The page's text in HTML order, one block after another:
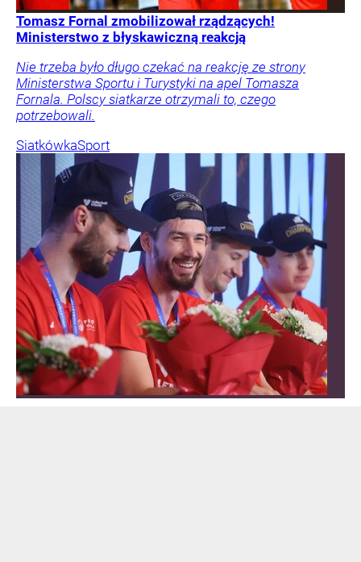
Tomasz Fornal zmobilizował rządzących!
Ministerstwo z błyskawiczną reakcją
Nie trzeba było długo czekać na reakcję ze strony
Ministerstwa Sportu i Turystyki na apel Tomasza
Fornala. Polscy siatkarze otrzymali to, czego
potrzebowali.
SiatkówkaSport